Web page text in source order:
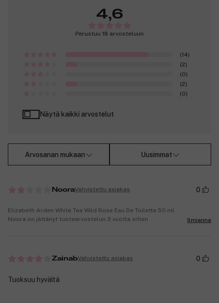
4,6
Perustuu 18 arvosteluun
(14)
(2)
(0)
(2)
(0)
Näytä kaikki arvostelut
Arvosanan mukaan Uusimmat
NooraVahvistettu asiakas 0
Elizabeth Arden White Tea Wild Rose Eau De Toilette 50 ml
Noora on jättänyt tuotearvostelun 3 vuotta sitten
Ilmianna
ZainabVahvistettu asiakas 0
Tuoksuu hyvältä